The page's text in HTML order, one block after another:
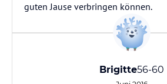
guten Jause verbringen können.
Brigitte56-60